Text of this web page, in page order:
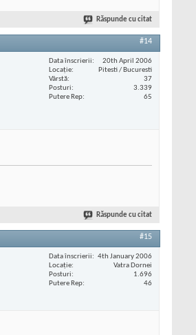
Răspunde cu citat
#14
Data înscrierii
20th April 2006
Locaţie
Pitesti / Bucuresti
Vârstă
37
Posturi
3.339
Putere Rep
65
Răspunde cu citat
#15
Data înscrierii
4th January 2006
Locaţie
Vatra Dornei
Posturi
1.696
Putere Rep
46